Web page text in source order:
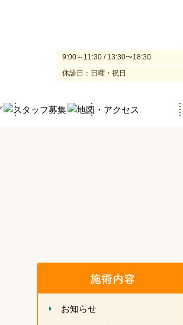
9:00～11:30 / 13:30〜18:30
休診日：日曜・祝日
施術内容
お知らせ